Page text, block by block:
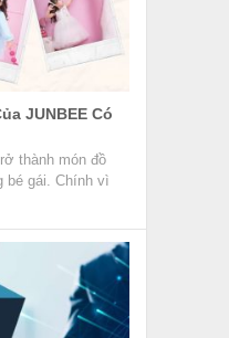
JUNBEE Có
thành món đồ
gái. Chính vì